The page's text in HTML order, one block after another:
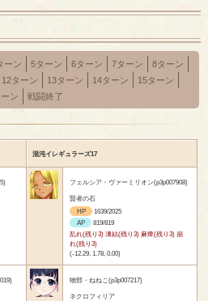
ーン 5ターン 6ターン 7ターン
8ターン
12ターン 13ターン 14ターン
15ターン
ン
戦闘終了
混沌イレギュラーズ17
フェルシア・ヴァーミリオン(p3p007908)
賢者の石
HP
1639/2025
AP
819/819
乱れ(残り3) 凍結(残り3) 麻痺(残り3) 崩
れ(残り3)
(-12.29, 1.78, 0.00)
物部・ねねこ(p3p007217)
ネクロフィリア